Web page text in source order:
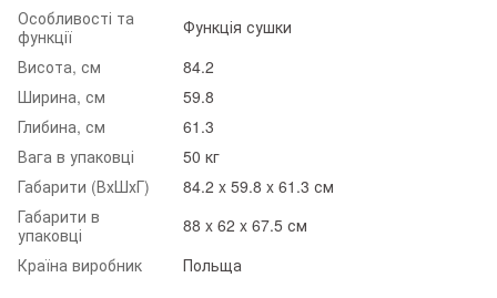
Особливості та
функції
Функція сушки
Висота, см
84.2
Ширина, см
59.8
Глибина, см
61.3
Вага в упаковці
50 кг
Габарити (ВхШхГ)
84.2 x 59.8 x 61.3 см
Габарити в
упаковці
88 x 62 x 67.5 см
Країна виробник
Польща